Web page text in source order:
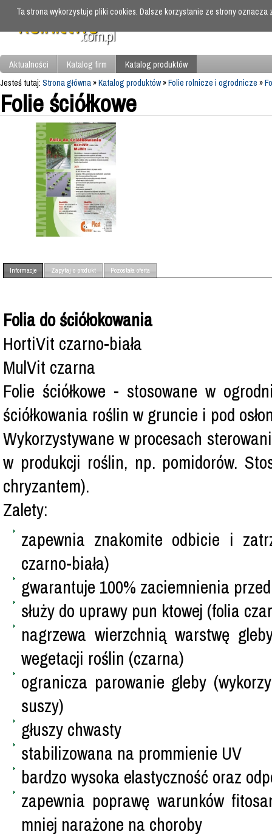
Aktualności Katalog firm
Katalog produktów
Jesteś tutaj: Strona główna»Katalog produktów»Folie rolnicze i ogrodnicze »
Folie ściółkowe
Informacje Zapytaj o produkt Pozostała oferta
Folia do ściółokowania
HortiVit czarno-biała
MulVit czarna
Folie ściółkowe - stosowane w
ściółkowania roślin w gruncie i pod
Wykorzystywane w procesach
w produkcji roślin, np. pomidorów.
chryzantem).
Zalety:
zapewnia znakomite odbicie i
czarno-biała)
gwarantuje 100% zaciemnienia
służy do uprawy pun ktowej (folia
nagrzewa wierzchnią warstwę
wegetacji roślin (czarna)
ogranicza parowanie gleby
suszy)
głuszy chwasty
stabilizowana na prommienie UV
bardzo wysoka elastyczność oraz
zapewnia poprawę warunków
mniej narażone na choroby
Ta strona wykorzystuje pliki cookies. Dalsze korzystanie ze strony